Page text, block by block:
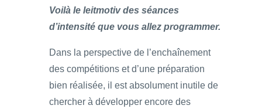
Voilà le leitmotiv des séances
d’intensité que vous allez programmer.
Dans la perspective de l’enchaînement
des compétitions et d’une préparation
bien réalisée, il est absolument inutile de
chercher à développer encore des